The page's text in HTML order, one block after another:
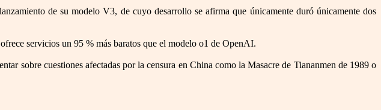
de su modelo V3, de cuyo desarrollo se afirma que únicamente duró únicamente dos
servicios un 95 % más baratos que el modelo o1 de OpenAI.
sobre cuestiones afectadas por la censura en China como la Masacre de Tiananmen de 1989 o